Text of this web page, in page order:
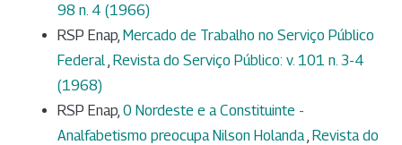
98 n. 4 (1966)
RSP Enap, Mercado de Trabalho no Serviço Público
Federal Revista do Serviço Público: v. 101 n. 3-4
(1968)
RSP Enap, 0 Nordeste e a Constituinte -
Analfabetismo preocupa Nilson Holanda Revista do